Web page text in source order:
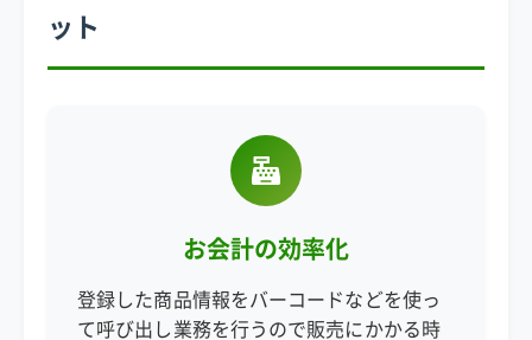
ット
お会計の効率化
登録した商品情報をバーコードなどを使っ
て呼び出し業務を行うので販売にかかる時